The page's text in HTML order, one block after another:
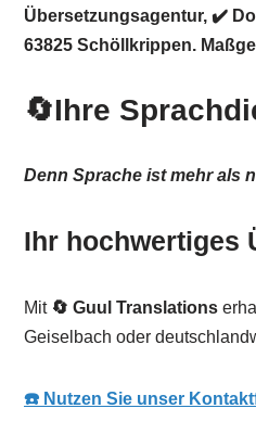
Übersetzungsagentur, ✔️
63825 Schöllkrippen.
🔄Ihre
Denn Sprache ist mehr als
Ihr hochwertiges
Mit 🔄 Guul Translations
Geiselbach oder
☎️ Nutzen Sie unser